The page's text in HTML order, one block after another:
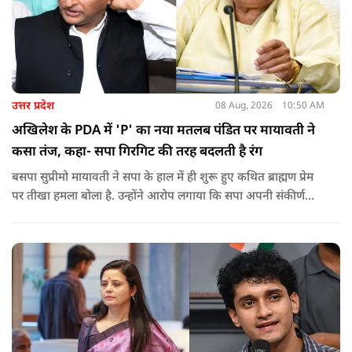
उत्तर प्रदेश 08 Aug, 2026 10:50 AM
अखिलेश के PDA में 'P' का नया मतलब पंडित पर मायावती ने
कसा तंज, कहा- सपा गिरगिट की तरह बदलती है रंग
बसपा सुप्रीमो मायावती ने सपा के हाल में ही शुरू हुए कथित ब्राह्मण प्रेम
पर तीखा हमला बोला है. उन्होंने आरोप लगाया कि सपा अपनी संकीर्ण